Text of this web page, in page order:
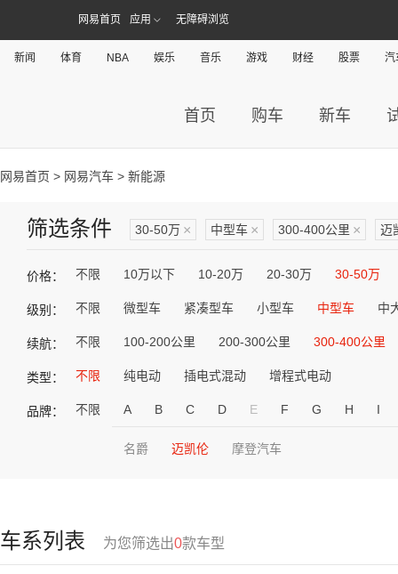
网易首页 应用 无障碍浏览
新闻 体育 NBA 娱乐 音乐 游戏 财经 股票 汽
首页 购车 新车
网易首页 > 网易汽车 > 新能源
筛选条件 30-50万 × 中型车 × 300-400公里 × 迈
价格： 不限 10万以下 10-20万 20-30万 30-50万
级别： 不限 微型车 紧凑型车 小型车 中型车 中
续航： 不限 100-200公里 200-300公里 300-400公里
类型： 不限 纯电动 插电式混动 增程式电动
品牌： 不限 A B C D E F G H I
名爵 迈凯伦 摩登汽车
车系列表 为您筛选出0款车型